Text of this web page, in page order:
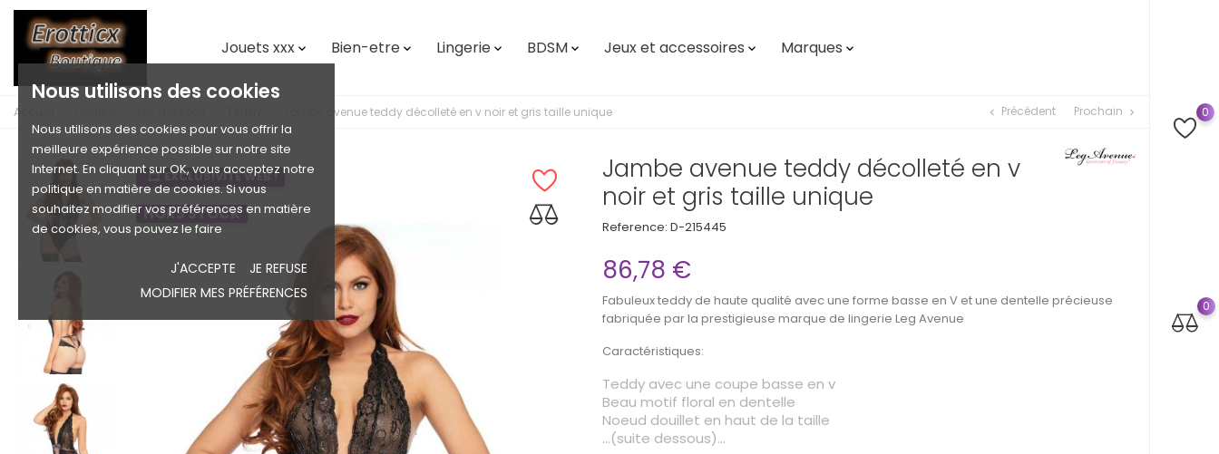
Nous utilisons des cookies
Nous utilisons des cookies pour vous offrir la
meilleure expérience possible sur notre site
Internet. En cliquant sur OK, vous acceptez notre
politique en matière de cookies. Si vous
souhaitez modifier vos préférences en matière
de cookies, vous pouvez le faire
J'ACCEPTE
JE REFUSE
MODIFIER MES PRÉFÉRENCES
0
0
Jouets xxx Bien-etre Lingerie BDSM Jeux et accessoires  Marques 
Accueil Jambe avenue teddy décolleté en v noir et gris taille unique chevron_left Précédent Prochain chevron_right
EXCLUSIVITÉ WEB !
HORS STOCK
Jambe avenue teddy décolleté en v
noir et gris taille unique
Reference: D-215445
86,78 €
Fabuleux teddy de haute qualité avec une forme basse en V et une dentelle précieuse
fabriquée par la prestigieuse marque de lingerie Leg Avenue
Caractéristiques:
Teddy avec une coupe basse en v
Beau motif floral en dentelle
Noeud douillet en haut de la taille
...(suite dessous)...